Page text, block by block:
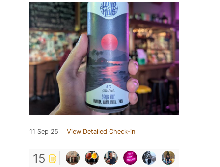
11 Sep 25 View Detailed Check-in
15